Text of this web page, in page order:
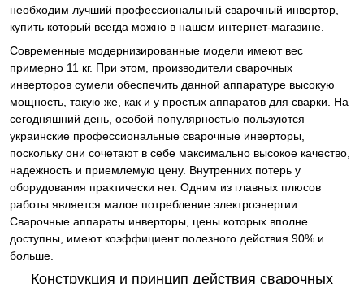
необходим лучший профессиональный сварочный инвертор,
купить который всегда можно в нашем интернет-магазине.
Современные модернизированные модели имеют вес
примерно 11 кг. При этом, производители сварочных
инверторов сумели обеспечить данной аппаратуре высокую
мощность, такую же, как и у простых аппаратов для сварки. На
сегодняшний день, особой популярностью пользуются
украинские профессиональные сварочные инверторы,
поскольку они сочетают в себе максимально высокое качество,
надежность и приемлемую цену. Внутренних потерь у
оборудования практически нет. Одним из главных плюсов
работы является малое потребление электроэнергии.
Сварочные аппараты инверторы, цены которых вполне
доступны, имеют коэффициент полезного действия 90% и
больше.
Конструкция и принцип действия сварочных